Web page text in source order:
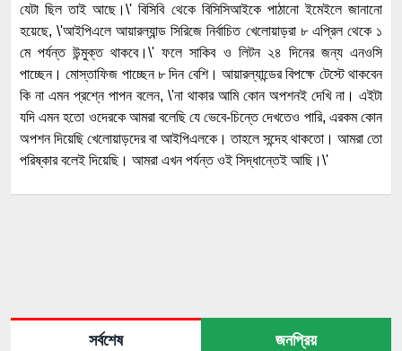
যেটা ছিল তাই আছে।\' বিসিবি থেকে বিসিসিআইকে পাঠানো ইমেইলে জানানো
হয়েছে, \'আইপিএলে আয়ারল্যান্ড সিরিজে নির্বাচিত খেলোয়াড়রা ৮ এপ্রিল থেকে ১
মে পর্যন্ত উন্মুক্ত থাকবে।\' ফলে সাকিব ও লিটন ২৪ দিনের জন্য এনওসি
পাচ্ছেন। মোস্তাফিজ পাচ্ছেন ৮ দিন বেশি। আয়ারল্যান্ডের বিপক্ষে টেস্টে থাকবেন
কি না এমন প্রশ্নে পাপন বলেন, \'না থাকার আমি কোন অপশনই দেখি না। এইটা
যদি এমন হতো ওদেরকে আমরা বলেছি যে ভেবে-চিন্তে দেখতেও পারি, এরকম কোন
অপশন দিয়েছি খেলোয়াড়দের বা আইপিএলকে। তাহলে সন্দেহ থাকতো। আমরা তো
পরিষ্কার বলেই দিয়েছি। আমরা এখন পর্যন্ত ওই সিদ্ধান্তেই আছি।\'
সর্বশেষ জনপ্রিয়